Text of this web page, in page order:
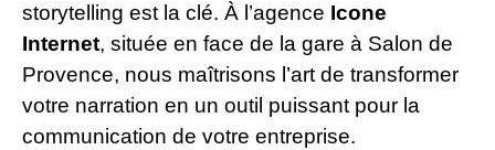
storytelling est la clé. À l’agence Icone
Internet, située en face de la gare à Salon de
Provence, nous maîtrisons l’art de transformer
votre narration en un outil puissant pour la
communication de votre entreprise.